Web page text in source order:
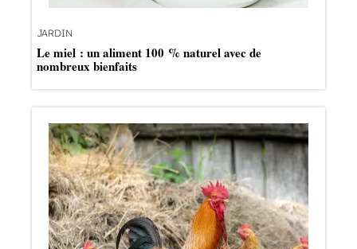
JARDIN
Le miel : un aliment 100 % naturel avec de
nombreux bienfaits